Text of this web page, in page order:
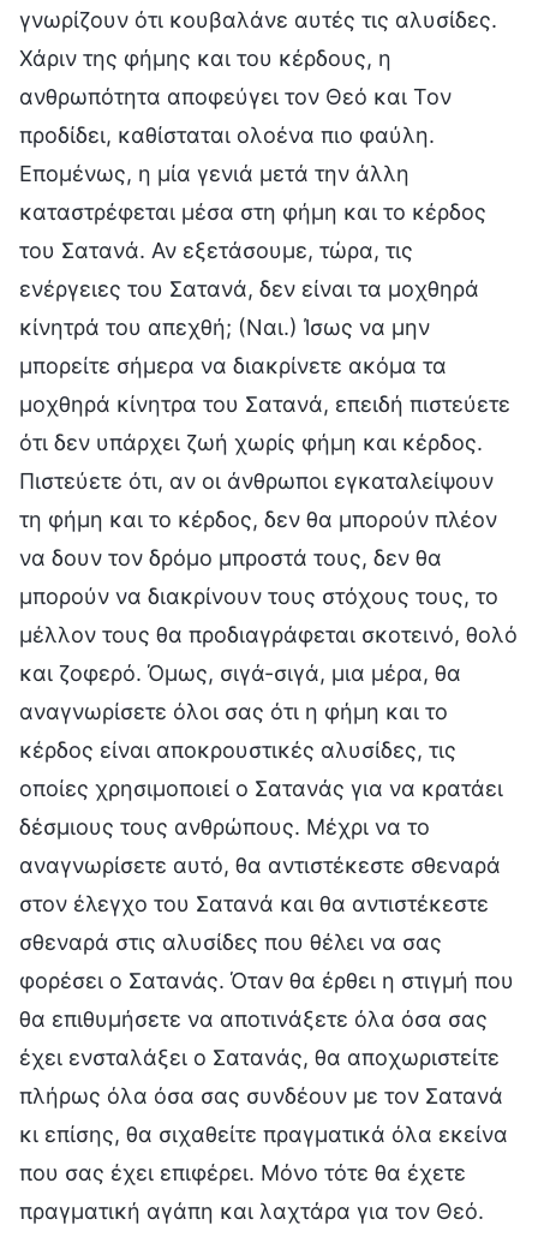
γνωρίζουν ότι κουβαλάνε αυτές τις αλυσίδες.
Χάριν της φήμης και του κέρδους, η
ανθρωπότητα αποφεύγει τον Θεό και Τον
προδίδει, καθίσταται ολοένα πιο φαύλη.
Επομένως, η μία γενιά μετά την άλλη
καταστρέφεται μέσα στη φήμη και το κέρδος
του Σατανά. Αν εξετάσουμε, τώρα, τις
ενέργειες του Σατανά, δεν είναι τα μοχθηρά
κίνητρά του απεχθή; (Ναι.) Ίσως να μην
μπορείτε σήμερα να διακρίνετε ακόμα τα
μοχθηρά κίνητρα του Σατανά, επειδή πιστεύετε
ότι δεν υπάρχει ζωή χωρίς φήμη και κέρδος.
Πιστεύετε ότι, αν οι άνθρωποι εγκαταλείψουν
τη φήμη και το κέρδος, δεν θα μπορούν πλέον
να δουν τον δρόμο μπροστά τους, δεν θα
μπορούν να διακρίνουν τους στόχους τους, το
μέλλον τους θα προδιαγράφεται σκοτεινό, θολό
και ζοφερό. Όμως, σιγά-σιγά, μια μέρα, θα
αναγνωρίσετε όλοι σας ότι η φήμη και το
κέρδος είναι αποκρουστικές αλυσίδες, τις
οποίες χρησιμοποιεί ο Σατανάς για να κρατάει
δέσμιους τους ανθρώπους. Μέχρι να το
αναγνωρίσετε αυτό, θα αντιστέκεστε σθεναρά
στον έλεγχο του Σατανά και θα αντιστέκεστε
σθεναρά στις αλυσίδες που θέλει να σας
φορέσει ο Σατανάς. Όταν θα έρθει η στιγμή που
θα επιθυμήσετε να αποτινάξετε όλα όσα σας
έχει ενσταλάξει ο Σατανάς, θα αποχωριστείτε
πλήρως όλα όσα σας συνδέουν με τον Σατανά
κι επίσης, θα σιχαθείτε πραγματικά όλα εκείνα
που σας έχει επιφέρει. Μόνο τότε θα έχετε
πραγματική αγάπη και λαχτάρα για τον Θεό.